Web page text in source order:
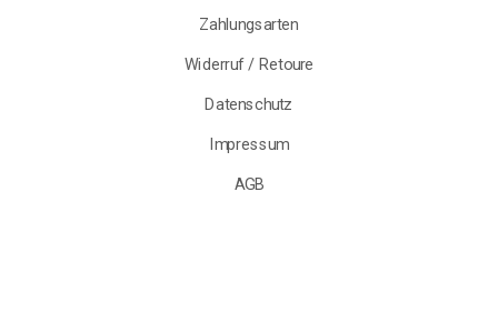
Zahlungsarten
Widerruf / Retoure
Datenschutz
Impressum
AGB